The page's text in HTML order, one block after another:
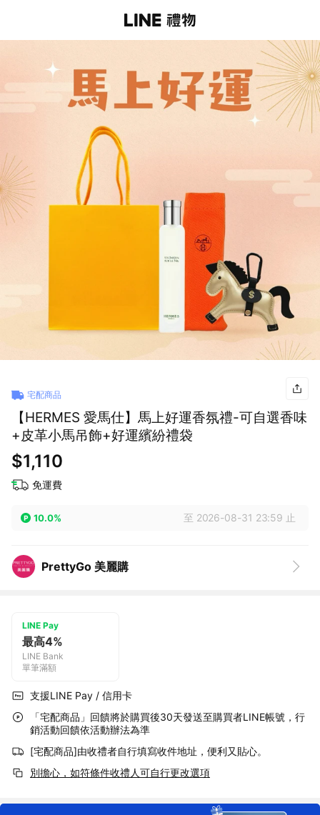
宅配商品
【HERMES 愛馬仕】馬上好運香氛禮-可自選香味
+皮革小馬吊飾+好運繽紛禮袋
$1,110
免運費
10.0% 至 2026-08-31 23:59 止
PrettyGo 美麗購
LINE Pay
最高4%
LINE Bank
單筆滿額
支援LINE Pay / 信用卡
「宅配商品」回饋將於購買後30天發送至購買者LINE帳號，行
銷活動回饋依活動辦法為準
[宅配商品]由收禮者自行填寫收件地址，便利又貼心。
別擔心，如符條件收禮人可自行更改選項